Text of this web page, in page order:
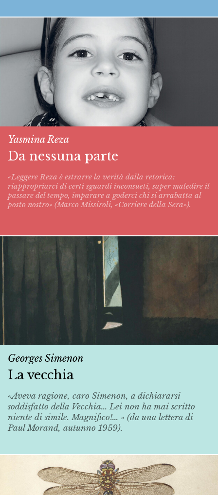
Yasmina Reza
Da nessuna parte
«Leggere Reza è estrarre la verità dalla retorica:
riappropriarci di certi sguardi inconsueti, saper maledire il
passare del tempo, imparare a goderci chi si arrabatta al
posto nostro» (Marco Missiroli, «Corriere della Sera»).
Georges Simenon
La vecchia
«Aveva ragione, caro Simenon, a dichiararsi
soddisfatto della Vecchia... Lei non ha mai scritto
niente di simile. Magnifico!... » (da una lettera di
Paul Morand, autunno 1959).